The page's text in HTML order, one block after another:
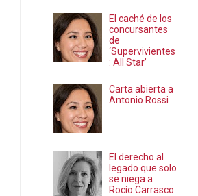
El caché de los
concursantes
de
‘Supervivientes
: All Star’
Carta abierta a
Antonio Rossi
El derecho al
legado que solo
se niega a
Rocío Carrasco